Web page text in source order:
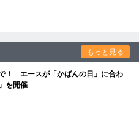
もっと見る
！ エースが「かばんの日」に合わ
を開催